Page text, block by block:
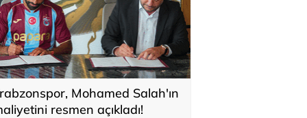
Mohamed Salah'ın
resmen açıkladı!